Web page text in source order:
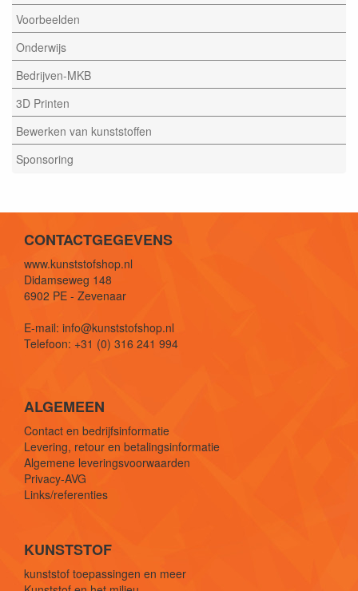
Voorbeelden
Onderwijs
Bedrijven-MKB
3D Printen
Bewerken van kunststoffen
Sponsoring
CONTACTGEGEVENS
www.kunststofshop.nl
Didamseweg 148
6902 PE - Zevenaar
E-mail: info@kunststofshop.nl
Telefoon: +31 (0) 316 241 994
ALGEMEEN
Contact en bedrijfsinformatie
Levering, retour en betalingsinformatie
Algemene leveringsvoorwaarden
Privacy-AVG
Links/referenties
KUNSTSTOF
kunststof toepassingen en meer